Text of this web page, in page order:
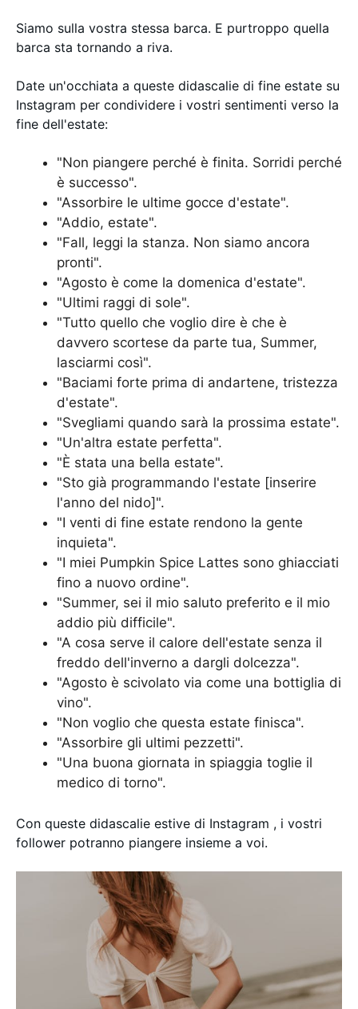
Siamo sulla vostra stessa barca. E purtroppo quella
barca sta tornando a riva.
Date un'occhiata a queste didascalie di fine estate su
Instagram per condividere i vostri sentimenti verso la
fine dell'estate:
"Non piangere perché è finita. Sorridi perché
è successo".
"Assorbire le ultime gocce d'estate".
"Addio, estate".
"Fall, leggi la stanza. Non siamo ancora
pronti".
"Agosto è come la domenica d'estate".
"Ultimi raggi di sole".
"Tutto quello che voglio dire è che è
davvero scortese da parte tua, Summer,
lasciarmi così".
"Baciami forte prima di andartene, tristezza
d'estate".
"Svegliami quando sarà la prossima estate".
"Un'altra estate perfetta".
"È stata una bella estate".
"Sto già programmando l'estate [inserire
l'anno del nido]".
"I venti di fine estate rendono la gente
inquieta".
"I miei Pumpkin Spice Lattes sono ghiacciati
fino a nuovo ordine".
"Summer, sei il mio saluto preferito e il mio
addio più difficile".
"A cosa serve il calore dell'estate senza il
freddo dell'inverno a dargli dolcezza".
"Agosto è scivolato via come una bottiglia di
vino".
"Non voglio che questa estate finisca".
"Assorbire gli ultimi pezzetti".
"Una buona giornata in spiaggia toglie il
medico di torno".
Con queste didascalie estive di Instagram , i vostri
follower potranno piangere insieme a voi.